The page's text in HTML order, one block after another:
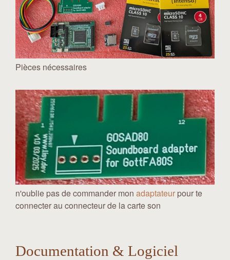
Pièces nécessaires
n'oublie pas de commander mon adaptateur pour te
connecter au connecteur de la carte son
Documentation & Logiciel